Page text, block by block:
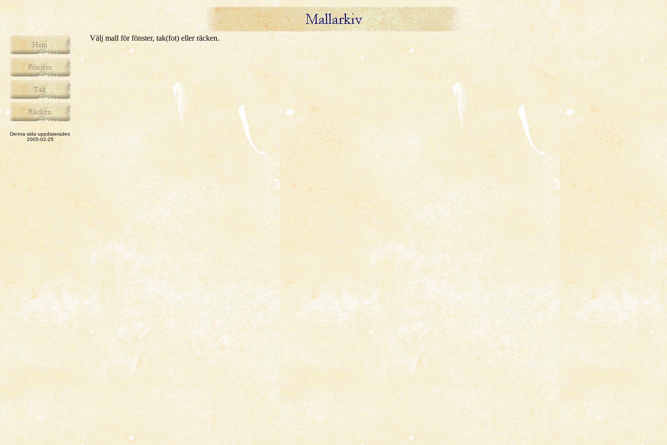
Denna sida uppdaterades
2005-02-25
Välj mall för fönster, tak(fot) eller räcken.